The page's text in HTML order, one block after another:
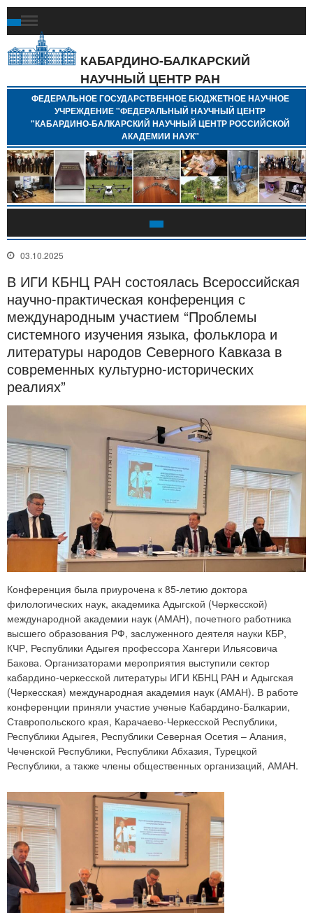
КАБАРДИНО-БАЛКАРСКИЙ
НАУЧНЫЙ ЦЕНТР РАН
ФЕДЕРАЛЬНОЕ ГОСУДАРСТВЕННОЕ БЮДЖЕТНОЕ НАУЧНОЕ
УЧРЕЖДЕНИЕ "ФЕДЕРАЛЬНЫЙ НАУЧНЫЙ ЦЕНТР
"КАБАРДИНО-БАЛКАРСКИЙ НАУЧНЫЙ ЦЕНТР РОССИЙСКОЙ
АКАДЕМИИ НАУК"
03.10.2025
В ИГИ КБНЦ РАН состоялась Всероссийская
научно-практическая конференция с
международным участием “Проблемы
системного изучения языка, фольклора и
литературы народов Северного Кавказа в
современных культурно-исторических
реалиях”
Конференция была приурочена к 85-летию доктора
филологических наук, академика Адыгской (Черкесской)
международной академии наук (АМАН), почетного работника
высшего образования РФ, заслуженного деятеля науки КБР,
КЧР, Республики Адыгея профессора Хангери Ильясовича
Бакова. Организаторами мероприятия выступили сектор
кабардино-черкесской литературы ИГИ КБНЦ РАН и Адыгская
(Черкесская) международная академия наук (АМАН). В работе
конференции приняли участие ученые Кабардино-Балкарии,
Ставропольского края, Карачаево-Черкесской Республики,
Республики Адыгея, Республики Северная Осетия – Алания,
Чеченской Республики, Республики Абхазия, Турецкой
Республики, а также члены общественных организаций, АМАН.